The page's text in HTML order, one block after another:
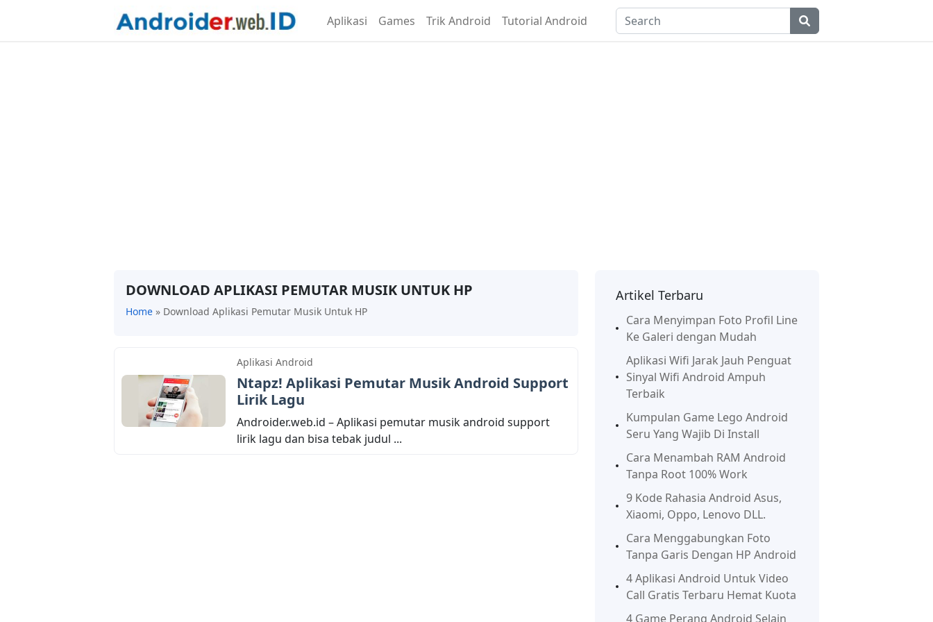
Aplikasi Games Trik Android Tutorial Android
DOWNLOAD APLIKASI PEMUTAR MUSIK UNTUK HP
Home » Download Aplikasi Pemutar Musik Untuk HP
Aplikasi Android
Ntapz! Aplikasi Pemutar Musik Android Support
Lirik Lagu
Androider.web.id – Aplikasi pemutar musik android support
lirik lagu dan bisa tebak judul ...
Artikel Terbaru
Cara Menyimpan Foto Profil Line
Ke Galeri dengan Mudah
Aplikasi Wifi Jarak Jauh Penguat
Sinyal Wifi Android Ampuh
Terbaik
Kumpulan Game Lego Android
Seru Yang Wajib Di Install
Cara Menambah RAM Android
Tanpa Root 100% Work
9 Kode Rahasia Android Asus,
Xiaomi, Oppo, Lenovo DLL.
Cara Menggabungkan Foto
Tanpa Garis Dengan HP Android
4 Aplikasi Android Untuk Video
Call Gratis Terbaru Hemat Kuota
4 Game Perang Android Selain